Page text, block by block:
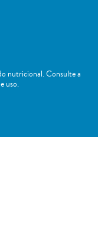
nutricional. Consulte a
uso.